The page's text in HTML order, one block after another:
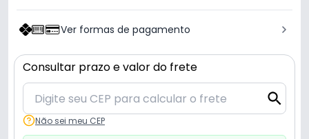
Ver formas de pagamento
Consultar prazo e valor do frete
Não sei meu CEP